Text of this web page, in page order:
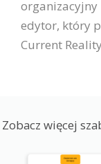
organizacyjny
edytor, który
Current
Zobacz więcej